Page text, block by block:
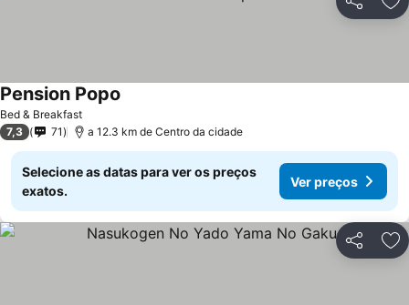
Partilhar
Bed & Breakfast
Pension Popo
7,3 71 a 12.3 km de Centro da cidade
Selecione as datas para ver os preços
exatos.
Ver preços
Partilhar